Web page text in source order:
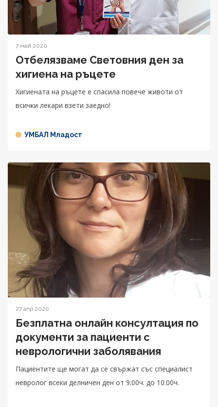
7 май 2020
Отбелязваме Световния ден за
хигиена на ръцете
Хигиената на ръцете е спасила повече животи от
всички лекари взети заедно!
УМБАЛ Младост
27 апр 2020
Безплатна онлайн консултация по
документи за пациенти с
неврологични заболявания
Пациентите ще могат да се свържат със специалист
невролог всеки делничен ден от 9:00ч. до 10:00ч.